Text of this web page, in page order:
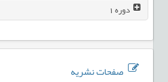
دوره1
صفحات نشریه